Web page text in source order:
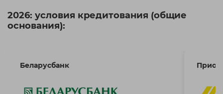
2026: условия кредитования (общие
основания):
Беларусбанк